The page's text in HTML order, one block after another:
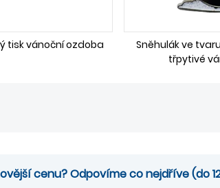
tisk vánoční ozdoba
Sněhulák ve
třpytivé
cenu? Odpovíme co nejdříve (do